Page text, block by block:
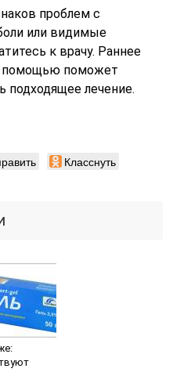
проблем с
или видимые
к врачу. Раннее
помощью поможет
лечение.
Класснуть